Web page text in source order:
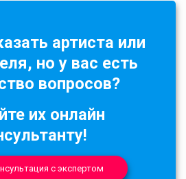
артиста или
но у вас есть
вопросов?
их онлайн
с экспертом